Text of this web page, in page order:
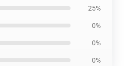
25%
0%
0%
0%